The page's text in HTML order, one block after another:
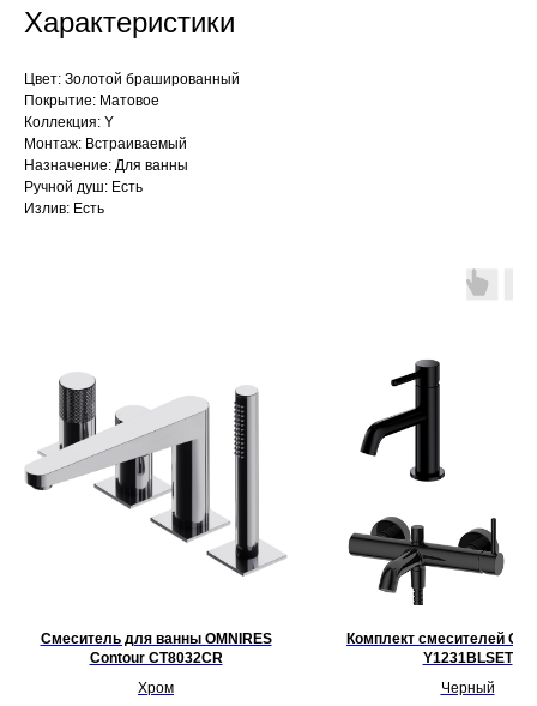
Характеристики
Цвет: Золотой брашированный
Покрытие: Матовое
Коллекция: Y
Монтаж: Встраиваемый
Назначение: Для ванны
Ручной душ: Есть
Излив: Есть
Смеситель для ванны OMNIRES
Contour CT8032CR
Хром
Комплект смесителей
Y1231BLSET
Черный